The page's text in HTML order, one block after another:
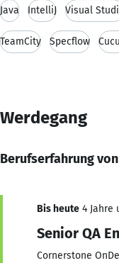
Java IntelliJ Visual
TeamCity Specflow
Werdegang
Berufserfahrung
Bis heute 4 Jahre
Senior QA
Cornerstone